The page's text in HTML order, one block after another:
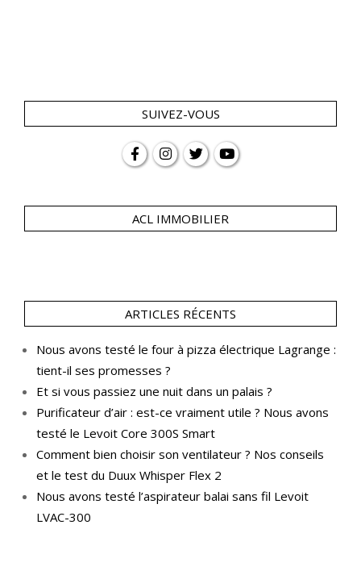
SUIVEZ-VOUS
ACL IMMOBILIER
ARTICLES RÉCENTS
Nous avons testé le four à pizza électrique Lagrange :
tient-il ses promesses ?
Et si vous passiez une nuit dans un palais ?
Purificateur d’air : est-ce vraiment utile ? Nous avons
testé le Levoit Core 300S Smart
Comment bien choisir son ventilateur ? Nos conseils
et le test du Duux Whisper Flex 2
Nous avons testé l’aspirateur balai sans fil Levoit
LVAC-300